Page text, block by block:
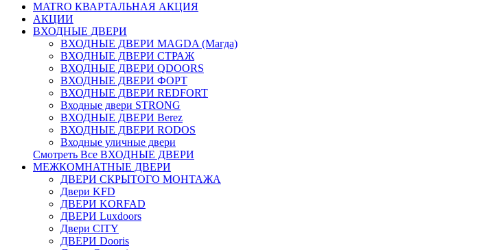
MATRO КВАРТАЛЬНАЯ АКЦИЯ
АКЦИИ
ВХОДНЫЕ ДВЕРИ
ВХОДНЫЕ ДВЕРИ МAGDA (Магда)
ВХОДНЫЕ ДВЕРИ СТРАЖ
ВХОДНЫЕ ДВЕРИ QDOORS
ВХОДНЫЕ ДВЕРИ ФОРТ
ВХОДНЫЕ ДВЕРИ REDFORT
Входные двери STRONG
ВХОДНЫЕ ДВЕРИ Berez
ВХОДНЫЕ ДВЕРИ RODOS
Входные уличные двери
Смотреть Все ВХОДНЫЕ ДВЕРИ
МЕЖКОМНАТНЫЕ ДВЕРИ
ДВЕРИ СКРЫТОГО МОНТАЖА
Двери KFD
ДВЕРИ KORFAD
ДВЕРИ Luxdoors
Двери CITY
ДВЕРИ Dooris